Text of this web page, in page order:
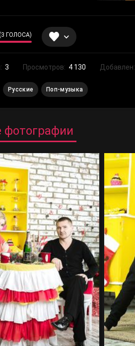
ГОЛОСА)
3 Просмотров: 4 130 Добавлен:
Русские Поп-музыка
фотографии